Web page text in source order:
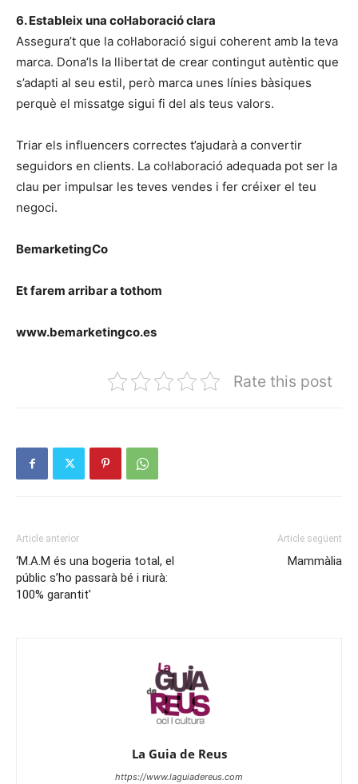
6. Estableix una col·laboració clara
Assegura’t que la col·laboració sigui coherent amb la teva
marca. Dona’ls la llibertat de crear contingut autèntic que
s’adapti al seu estil, però marca unes línies bàsiques
perquè el missatge sigui fi del als teus valors.
Triar els influencers correctes t’ajudarà a convertir
seguidors en clients. La col·laboració adequada pot ser la
clau per impulsar les teves vendes i fer créixer el teu
negoci.
BemarketingCo
Et farem arribar a tothom
www.bemarketingco.es
Rate this post
Article anterior
‘M.A.M és una bogeria total, el
públic s’ho passarà bé i riurà:
100% garantit’
Article següent
Mammàlia
La Guia de Reus
https://www.laguiadereus.com